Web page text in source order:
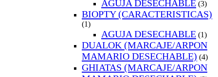
AGUJA DESECHABLE (3)
BIOPTY (CARACTERISTICAS)
(1)
AGUJA DESECHABLE (1)
DUALOK (MARCAJE/ARPON
MAMARIO DESECHABLE) (4)
GHIATAS (MARCAJE/ARPON